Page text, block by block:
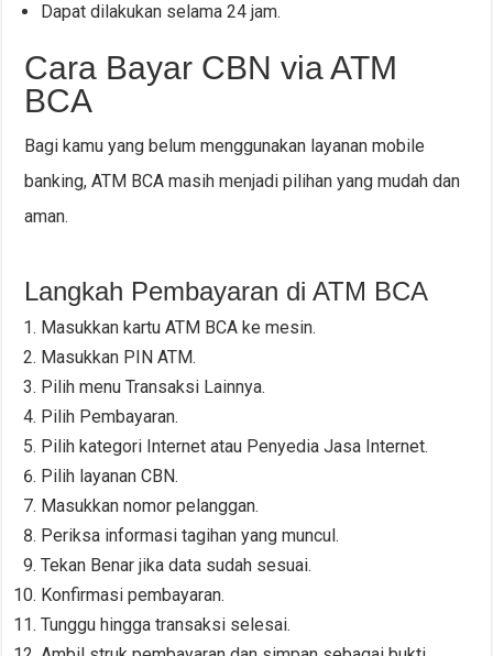
Dapat dilakukan selama 24 jam.
Cara Bayar CBN via ATM
BCA
Bagi kamu yang belum menggunakan layanan mobile
banking, ATM BCA masih menjadi pilihan yang mudah dan
aman.
Langkah Pembayaran di ATM BCA
Masukkan kartu ATM BCA ke mesin.
Masukkan PIN ATM.
Pilih menu Transaksi Lainnya.
Pilih Pembayaran.
Pilih kategori Internet atau Penyedia Jasa Internet.
Pilih layanan CBN.
Masukkan nomor pelanggan.
Periksa informasi tagihan yang muncul.
Tekan Benar jika data sudah sesuai.
Konfirmasi pembayaran.
Tunggu hingga transaksi selesai.